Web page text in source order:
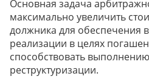
Основная задача
максимально увеличить
должника для обеспечения
реализации в целях
способствовать
реструктуризации.